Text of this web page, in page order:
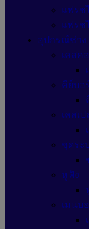
แฟรช
แฟรช
อุปกรณ์ช่าง
เคสค
คีย์บอ
เคสเ
ชุดระ
หูฟัง
เมนบ